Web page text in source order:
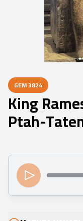
GEM3824
King
Ptah-